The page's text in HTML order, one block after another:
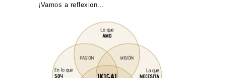
¡Vamos a reflexion...